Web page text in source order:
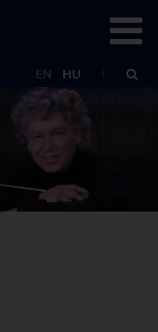
EN HU